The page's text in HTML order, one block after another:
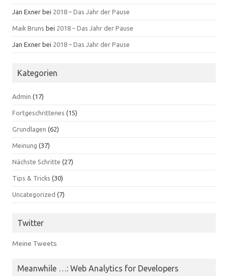
Jan Exner bei 2018 – Das Jahr der Pause
Maik Bruns bei 2018 – Das Jahr der Pause
Jan Exner bei 2018 – Das Jahr der Pause
Kategorien
Admin (17)
Fortgeschrittenes (15)
Grundlagen (62)
Meinung (37)
Nächste Schritte (27)
Tips & Tricks (30)
Uncategorized (7)
Twitter
Meine Tweets
Meanwhile …: Web Analytics for Developers